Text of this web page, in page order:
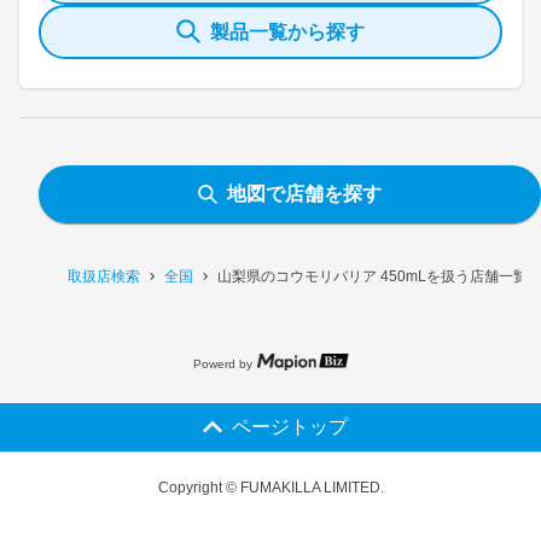
取扱店検索 全国 山梨県のコウモリバリア 450mLを扱う店舗一覧
製品一覧から探す
地図で店舗を探す
Powerd by
ページトップ
Copyright © FUMAKILLA LIMITED.